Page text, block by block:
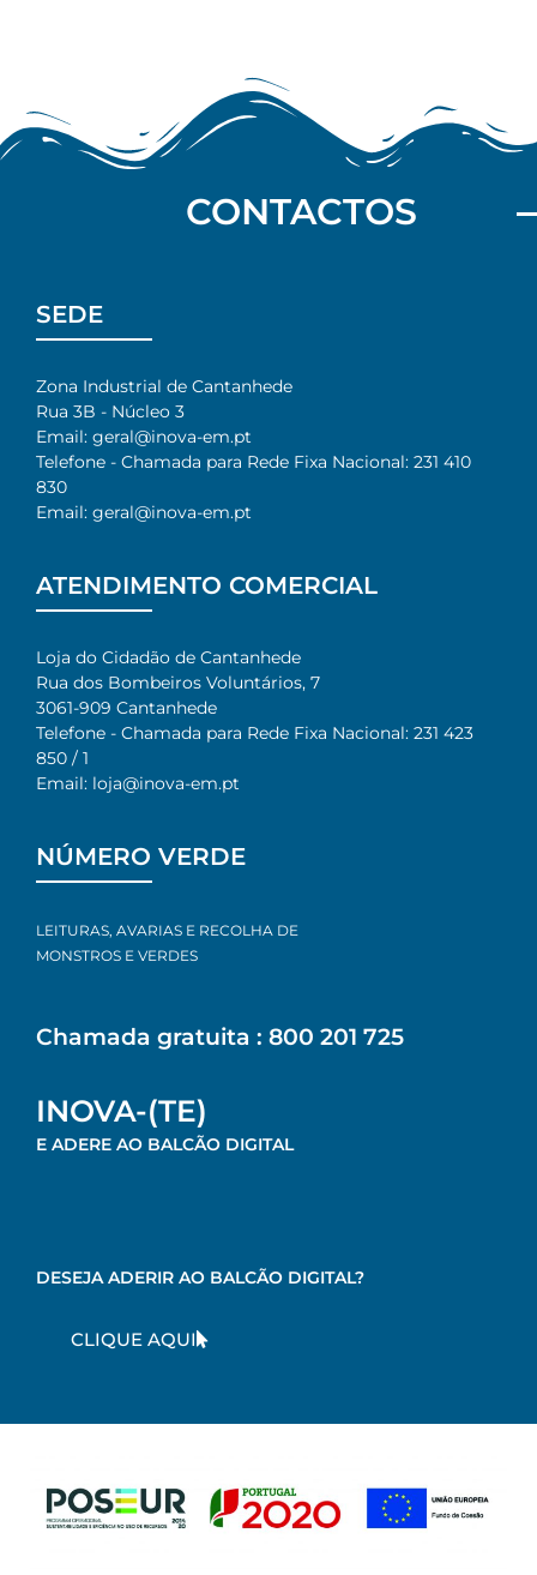
CONTACTOS
SEDE
Zona Industrial de Cantanhede
Rua 3B - Núcleo 3
Email: geral@inova-em.pt
Telefone - Chamada para Rede Fixa Nacional: 231 410
830
Email: geral@inova-em.pt
ATENDIMENTO COMERCIAL
Loja do Cidadão de Cantanhede
Rua dos Bombeiros Voluntários, 7
3061-909 Cantanhede
Telefone - Chamada para Rede Fixa Nacional: 231 423
850 / 1
Email: loja@inova-em.pt
NÚMERO VERDE
LEITURAS, AVARIAS E RECOLHA DE
MONSTROS E VERDES
Chamada gratuita : 800 201 725
INOVA-(TE)
E ADERE AO BALCÃO DIGITAL
DESEJA ADERIR AO BALCÃO DIGITAL?
CLIQUE AQUI